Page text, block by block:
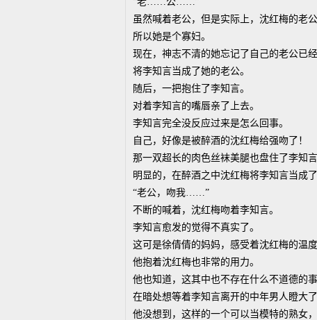
虽然喊着老公，但是实际上，沈红梅的老
所以她是个寡妇。
现在，神志不清的她忘记了自己的老公已经
将李知言当成了她的老公。
随后，一把抱住了李知言。
对着李知言的嘴唇亲了上去。
李知言完全没反应过来是怎么回事。
自己，好像是被醉酒的沈红梅给强吻了！
那一双超长的肉色丝袜美腿也盘住了李知言
明显的，在醉酒之中沈红梅将李知言当成了
“老公，吻我……”
不断的喊着，沈红梅吻着李知言。
李知言愈发的觉得不真实了。
这可是徐倩倩的妈妈，感受着沈红梅的温
他抱着沈红梅也非常的用力。
他也知道，这其中也不存在什么不道德的
在暗处想等着李知言离开的中年男人瞪大了
他没想到，这样的一个可以当模特的熟女